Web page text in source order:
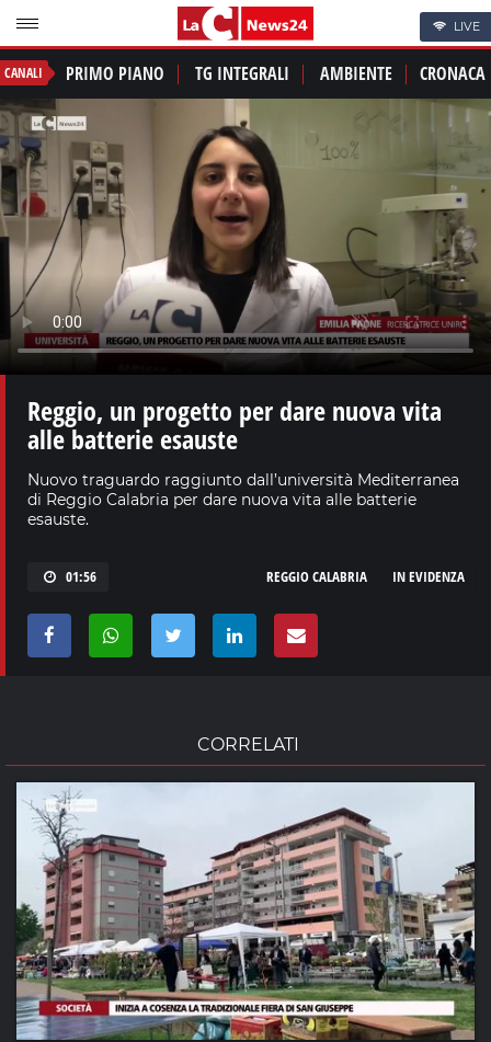
LIVE
CANALI PRIMO PIANO TG INTEGRALI AMBIENTE CRONACA
Reggio, un progetto per dare nuova vita
alle batterie esauste
Nuovo traguardo raggiunto dall’università Mediterranea
di Reggio Calabria per dare nuova vita alle batterie
esauste.
01:56 IN EVIDENZA
REGGIO CALABRIA
CORRELATI